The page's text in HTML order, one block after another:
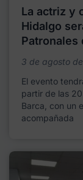
La actriz y
Hidalgo
Patronales
3 de agosto
El evento
partir de las
Barca, con un
acompañada